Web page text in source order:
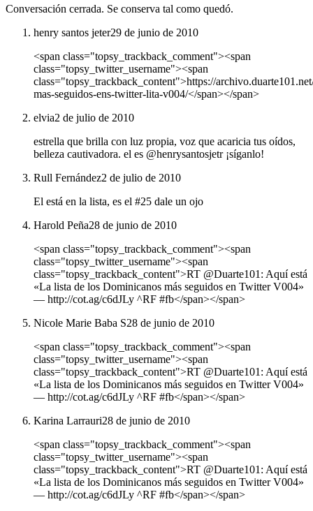
Conversación cerrada. Se conserva tal como quedó.
henry santos jeter29 de junio de 2010
<span class="topsy_trackback_comment"><span
class="topsy_twitter_username"><span
class="topsy_trackback_content">https://
mas-seguidos-ens-twitter-lita-v004/</span></span>
elvia2 de julio de 2010
estrella que brilla con luz propia, voz que acaricia tus oídos,
belleza cautivadora. el es @henrysantosjetr ¡síganlo!
Rull Fernández2 de julio de 2010
El está en la lista, es el #25 dale un ojo
Harold Peña28 de junio de 2010
<span class="topsy_trackback_comment"><span
class="topsy_twitter_username"><span
class="topsy_trackback_content">RT @Duarte101: Aquí está
«La lista de los Dominicanos más seguidos en Twitter V004»
― http://cot.ag/c6dJLy ^RF #fb</span></span>
Nicole Marie Baba S28 de junio de 2010
<span class="topsy_trackback_comment"><span
class="topsy_twitter_username"><span
class="topsy_trackback_content">RT @Duarte101: Aquí está
«La lista de los Dominicanos más seguidos en Twitter V004»
― http://cot.ag/c6dJLy ^RF #fb</span></span>
Karina Larrauri28 de junio de 2010
<span class="topsy_trackback_comment"><span
class="topsy_twitter_username"><span
class="topsy_trackback_content">RT @Duarte101: Aquí está
«La lista de los Dominicanos más seguidos en Twitter V004»
― http://cot.ag/c6dJLy ^RF #fb</span></span>